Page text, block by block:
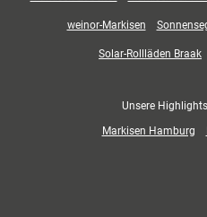
weinor-Markisen
Solar-Rollläden Braak
Unsere
Markisen Hamburg